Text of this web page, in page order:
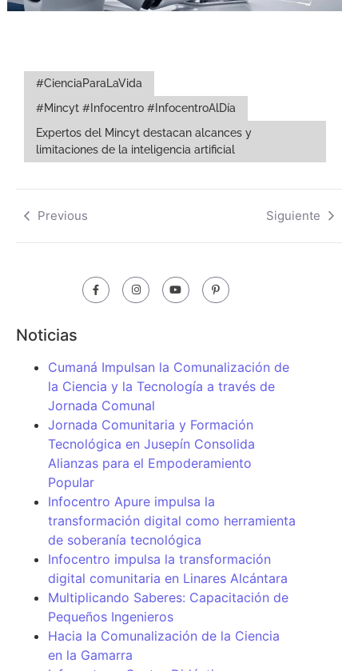
#CienciaParaLaVida
#Mincyt #Infocentro #InfocentroAlDía
Expertos del Mincyt destacan alcances y
limitaciones de la inteligencia artificial
Previous Siguiente
Noticias
Cumaná Impulsan la Comunalización de
la Ciencia y la Tecnología a través de
Jornada Comunal
Jornada Comunitaria y Formación
Tecnológica en Jusepín Consolida
Alianzas para el Empoderamiento
Popular
Infocentro Apure impulsa la
transformación digital como herramienta
de soberanía tecnológica
Infocentro impulsa la transformación
digital comunitaria en Linares Alcántara
Multiplicando Saberes: Capacitación de
Pequeños Ingenieros
Hacia la Comunalización de la Ciencia
en la Gamarra